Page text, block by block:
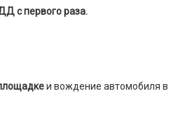
с первого раза.
и вождение автомобиля в